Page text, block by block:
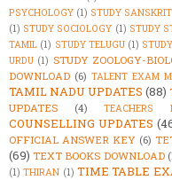
PSYCHOLOGY (1) STUDY SANSKRIT
(1) STUDY SOCIOLOGY (1) STUDY
TAMIL (1) STUDY TELUGU (1)
URDU (1) STUDY ZOOLOGY-
DOWNLOAD (6) TALENT EXAM
TAMIL NADU UPDATES (88)
UPDATES
(4) TEACHERS
COUNSELLING UPDATES
OFFICIAL ANSWER KEY (6)
(69) TEXT BOOKS DOWNLOAD
(1) THIRAN (1) TIME TABLE